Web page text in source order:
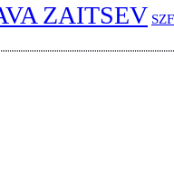
ZAITSEV